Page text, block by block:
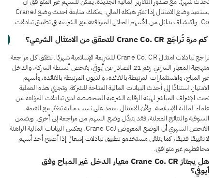
يستعيد وضع الامتثال إذا تغيّر هيكله المالي. يمكنك متابعة أحدث وضع لـCrane
Co. واكتشاف بدائل من الأسهم الحلال المتوافقة مع الشريعة في تطبيق تبادلات.
كم مرة تُراجَع Crane Co. CR للتحقق من الامتثال الشرعي؟
تراجع تبادلات امتثال Crane Co. CR للشريعة الإسلامية شهريًا. تطبّق كل مراجعة
منهجية المعيار الشرعي رقم 21 الصادر عن أيوفي، بفحص أنشطة الشركة، والدخل
غير المباح، والاستثمارات المرتبطة بالفائدة، والديون المرتبطة بالفائدة، وأسهم
الامتياز، استنادًا إلى أحدث البيانات المالية المتاحة للشركة. وتجري هذه العملية
تحت الإشراف المباشر لهيئة الرقابة الشرعية المتخصصة لدى تبادلات المؤلفة من
علماء المالية الإسلامية. ولأن الامتثال يعتمد على نسب مالية تتغيّر مع القيمة
السوقية والنتائج المعلنة، فقد يتبدّل وضع السهم من مراجعة إلى أخرى. ويضمن
الفحص الشهري أن الوضع المعروض لـCrane Co. يعكس البيانات المالية الراهنة
لا تقييمًا قديمًا، كما يتلقى مستخدمو تطبيق تبادلات إشعارًا إذا أصبح أحد أسهم
محافظهم غير متوافق.
هل يجتاز Crane Co. CR معيار الدخل غير المباح وفق
أيوفي؟